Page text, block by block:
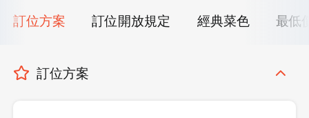
訂位方案 訂位開放規定 經典菜色 最低
訂位方案